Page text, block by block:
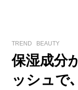
TREND BEAUTY
保湿成分
ッシュで